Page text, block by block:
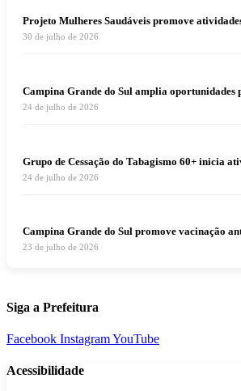
Projeto Mulheres Saudáveis promove
30 de julho de 2026
Campina Grande do Sul amplia
24 de julho de 2026
Grupo de Cessação do Tabagismo 60+ inicia
24 de julho de 2026
Campina Grande do Sul promove vacinação
23 de julho de 2026
Siga a Prefeitura
Facebook InstagramYouTube
Acessibilidade